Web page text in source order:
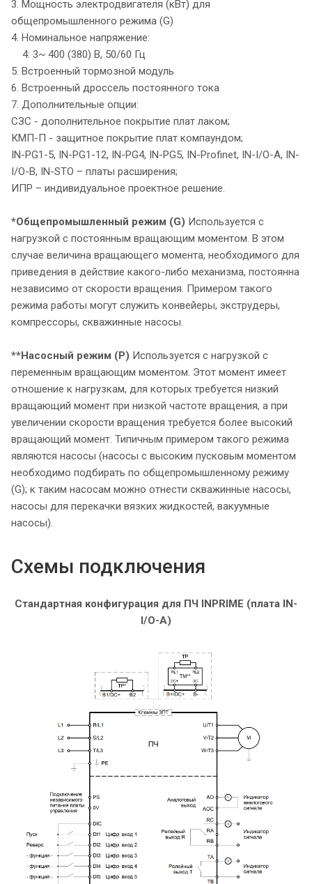
3. Мощность электродвигателя (кВт) для
общепромышленного режима (G)
4. Номинальное напряжение:
4: 3~ 400 (380) В, 50/60 Гц
5. Встроенный тормозной модуль
6. Встроенный дроссель постоянного тока
7. Дополнительные опции:
СЗС - дополнительное покрытие плат лаком;
КМП-П - защитное покрытие плат компаундом;
IN-PG1-5, IN-PG1-12, IN-PG4, IN-PG5, IN-Profinet, IN-I/O-A, IN-
I/O-В, IN-STO – платы расширения;
ИПР – индивидуальное проектное решение.
*Общепромышленный режим (G) Используется с
нагрузкой с постоянным вращающим моментом. В этом
случае величина вращающего момента, необходимого для
приведения в действие какого-либо механизма, постоянна
независимо от скорости вращения. Примером такого
режима работы могут служить конвейеры, экструдеры,
компрессоры, скважинные насосы.
**Насосный режим (P) Используется с нагрузкой с
переменным вращающим моментом. Этот момент имеет
отношение к нагрузкам, для которых требуется низкий
вращающий момент при низкой частоте вращения, а при
увеличении скорости вращения требуется более высокий
вращающий момент. Типичным примером такого режима
являются насосы (насосы с высоким пусковым моментом
необходимо подбирать по общепромышленному режиму
(G); к таким насосам можно отнести скважинные насосы,
насосы для перекачки вязких жидкостей, вакуумные
насосы).
Схемы подключения
Стандартная конфигурация для ПЧ INPRIME (плата IN-
I/O-A)